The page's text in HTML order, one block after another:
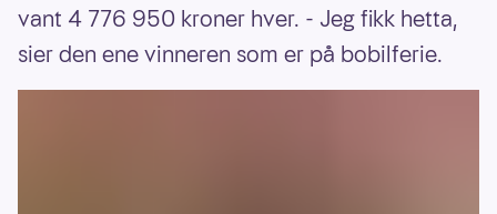
vant 4 776 950 kroner hver. - Jeg fikk hetta,
sier den ene vinneren som er på bobilferie.